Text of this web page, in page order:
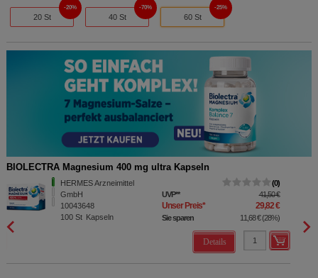
20 St
20%
40 St
70%
60 St
25%
BIOLECTRA Magnesium 400 mg ultra Kapseln
HERMES Arzneimittel
GmbH
10043648
100 St Kapseln
0
UVP** 41,50 €
Unser Preis* 29,82 €
Sie sparen 11,68 € (28%)
Details